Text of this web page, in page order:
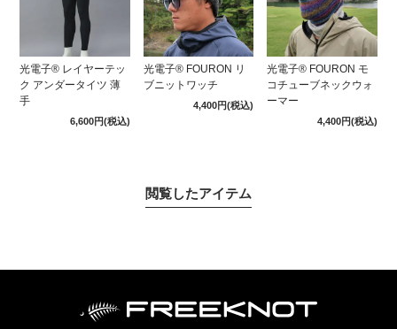
光電子® レイヤーテッ
ク アンダータイツ 薄
手
6,600円(税込)
光電子® FOURON リ
ブニットワッチ
4,400円(税込)
光電子® FOURON モ
コチューブネックウォ
ーマー
4,400円(税込)
閲覧したアイテム